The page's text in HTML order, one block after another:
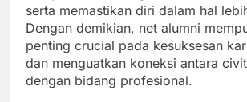
serta memastikan diri dalam hal
Dengan demikian, net alumni
penting crucial pada kesuksesan
dan menguatkan koneksi antara
dengan bidang profesional.